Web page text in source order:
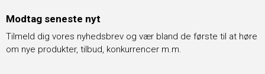
Modtag seneste nyt
Tilmeld dig vores nyhedsbrev og vær bland de første til at høre
om nye produkter, tilbud, konkurrencer m.m.